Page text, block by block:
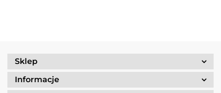
Sklep
Informacje